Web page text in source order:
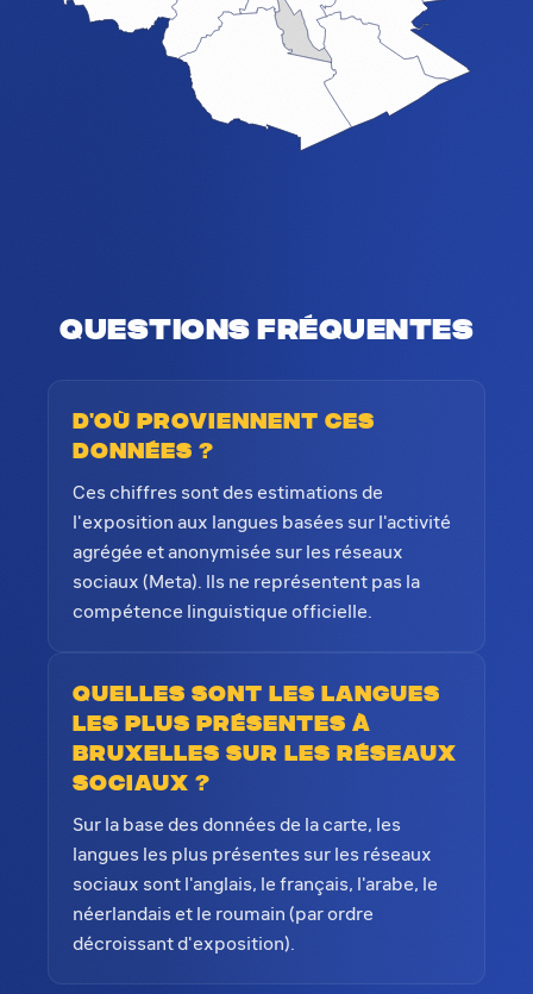
Questions fréquentes
D'où proviennent ces
données ?
Ces chiffres sont des estimations de
l'exposition aux langues basées sur l'activité
agrégée et anonymisée sur les réseaux
sociaux (Meta). Ils ne représentent pas la
compétence linguistique officielle.
Quelles sont les langues
les plus présentes à
Bruxelles sur les réseaux
sociaux ?
Sur la base des données de la carte, les
langues les plus présentes sur les réseaux
sociaux sont l'anglais, le français, l'arabe, le
néerlandais et le roumain (par ordre
décroissant d'exposition).